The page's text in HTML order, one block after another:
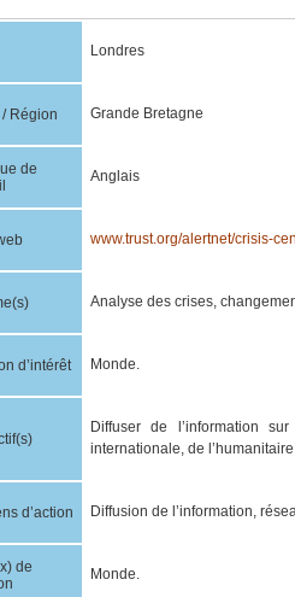
Londres
/ Région Grande Bretagne
de
Anglais
www.trust.org/alertnet/crisis-
Analyse des crises,
d’intérêt Monde.
Diffuser de l’information
internationale, de
d’action Diffusion de l’information,
de
Monde.